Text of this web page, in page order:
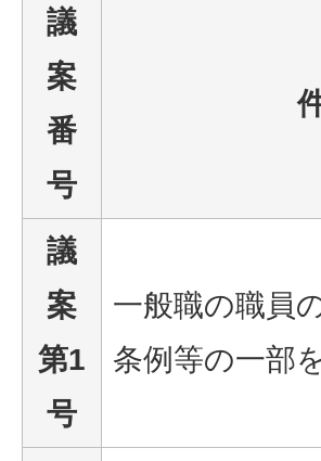
議
案
番
号
議
案
第1
号
一般職の職員
条例等の一部